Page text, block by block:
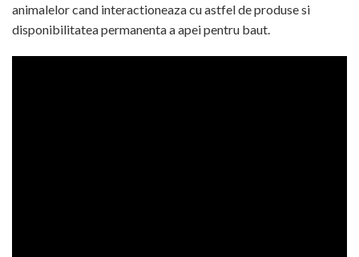
animalelor cand interactioneaza cu astfel de produse si
disponibilitatea permanenta a apei pentru baut.